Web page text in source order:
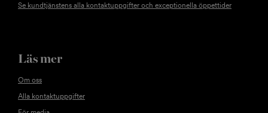
Se kundtjänstens alla kontaktuppgifter och exceptionella öppettider
Läs mer
Om oss
Alla kontaktuppgifter